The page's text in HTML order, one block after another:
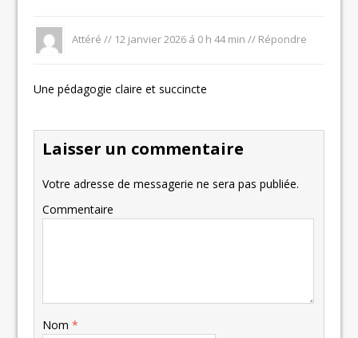
Attéré // 12 janvier 2026 á 0 h 44 min // Répondre
Une pédagogie claire et succincte
Laisser un commentaire
Votre adresse de messagerie ne sera pas publiée.
Commentaire
Nom*